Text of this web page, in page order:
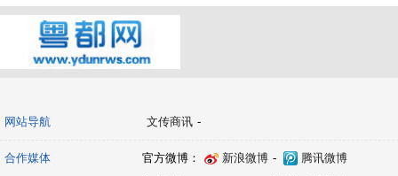
网站导航 文传商讯 -
合作媒体 官方微博： 新浪微博 -
腾讯微博